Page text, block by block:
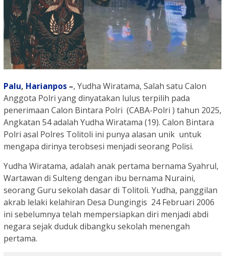
Palu, Harianpos –, Yudha Wiratama, Salah satu Calon
Anggota Polri yang dinyatakan lulus terpilih pada
penerimaan Calon Bintara Polri (CABA-Polri ) tahun 2025,
Angkatan 54 adalah Yudha Wiratama (19). Calon Bintara
Polri asal Polres Tolitoli ini punya alasan unik untuk
mengapa dirinya terobsesi menjadi seorang Polisi.
Yudha Wiratama, adalah anak pertama bernama Syahrul,
Wartawan di Sulteng dengan ibu bernama Nuraini,
seorang Guru sekolah dasar di Tolitoli. Yudha, panggilan
akrab lelaki kelahiran Desa Dungingis 24 Februari 2006
ini sebelumnya telah mempersiapkan diri menjadi abdi
negara sejak duduk dibangku sekolah menengah
pertama.